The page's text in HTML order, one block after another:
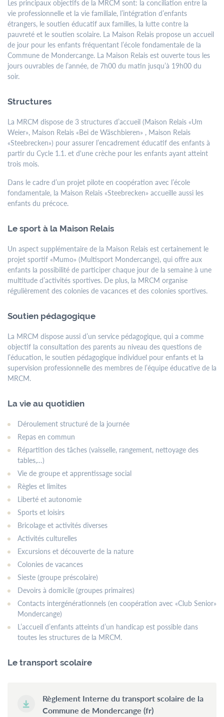
de7:30à 11:30
et de13:00 à 16:00
Un rendez-vous en dehors des plages d’ouverture peut être
demandé par email ou par téléphone auprès des services
respectifs.
resteront fermés au public les après-midis.
Contactez-
nous
Tél. +352 55 05 74-1
Fax.
+352 57 21 66
Email. commune@mondercange.lu
Conditions d'utilisations Politique de confidentialité
Les principaux objectifs de la MRCM sont: la conciliation entre la
vie professionnelle et la vie familiale, l’intégration d’enfants
étrangers, le soutien éducatif aux familles, la lutte contre la
pauvreté et le soutien scolaire. La Maison Relais propose un accueil
de jour pour les enfants fréquentant l’école fondamentale de la
Commune de Mondercange. La Maison Relais est ouverte tous les
jours ouvrables de l’année, de 7h00 du matin jusqu’à 19h00 du
soir.
Structures
La MRCM dispose de 3 structures d’accueil (Maison Relais «Um
Weier», Maison Relais «Bei de Wäschbieren» , Maison Relais
«Steebrecken») pour assurer l’encadrement éducatif des enfants à
partir du Cycle 1.1. et d'une crèche pour les enfants ayant atteint
trois mois.
Dans le cadre d’un projet pilote en coopération avec l’école
fondamentale, la Maison Relais «Steebrecken» accueille aussi les
enfants du précoce.
Le sport à la Maison Relais
Un aspect supplémentaire de la Maison Relais est certainement le
projet sportif «Mumo» (Multisport Mondercange), qui offre aux
enfants la possibilité de participer chaque jour de la semaine à une
multitude d’activités sportives. De plus, la MRCM organise
régulièrement des colonies de vacances et des colonies sportives.
Soutien pédagogique
La MRCM dispose aussi d’un service pédagogique, qui a comme
objectif la consultation des parents au niveau des questions de
l’éducation, le soutien pédagogique individuel pour enfants et la
supervision professionnelle des membres de l’équipe éducative de la
MRCM.
La vie au quotidien
Déroulement structuré de la journée
Repas en commun
Répartition des tâches (vaisselle, rangement, nettoyage des
tables,…)
Vie de groupe et apprentissage social
Règles et limites
Liberté et autonomie
Sports et loisirs
Bricolage et activités diverses
Activités culturelles
Excursions et découverte de la nature
Colonies de vacances
Sieste (groupe préscolaire)
Devoirs à domicile (groupes primaires)
Contacts intergénérationnels (en coopération avec «Club Senior»
Mondercange)
L’accueil d’enfants atteints d’un handicap est possible dans
toutes les structures de la MRCM.
Le transport scolaire
Règlement Interne du transport scolaire de la
Commune de Mondercange (fr)